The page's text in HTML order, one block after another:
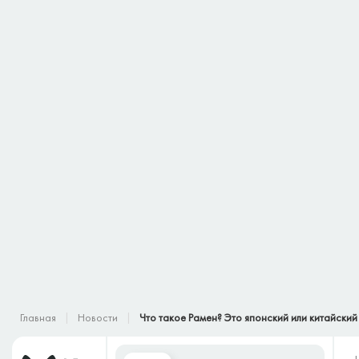
Главная Новости Что такое Рамен? Это японский или